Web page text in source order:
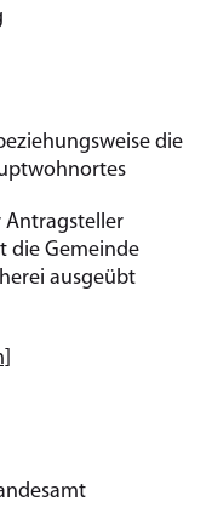
die
Antragsteller
die Gemeinde
ausgeübt